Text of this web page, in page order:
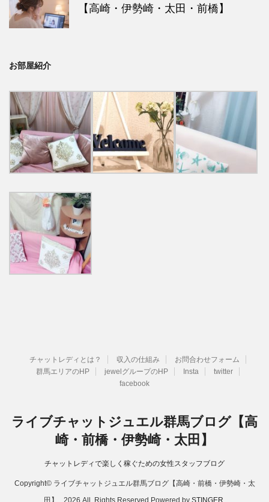
【高崎・伊勢崎・太田・前橋】
お部屋紹介
チャットレディとは？ 収入の仕組み
お問合わせフォーム
群馬エリアのHP
jewelグループのHP Insta
twitter
facebook
ライブチャットジュエル群馬ブログ【高
崎・前橋・伊勢崎・太田】
チャットレディで楽しく稼ぐための女性スタッフブログ
Copyright© ライブチャットジュエル群馬ブログ【高崎・前橋・伊勢崎・太